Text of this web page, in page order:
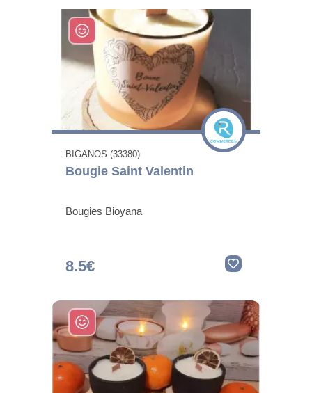
BIGANOS (33380)
Bougie Saint Valentin
Bougies Bioyana
8.5€